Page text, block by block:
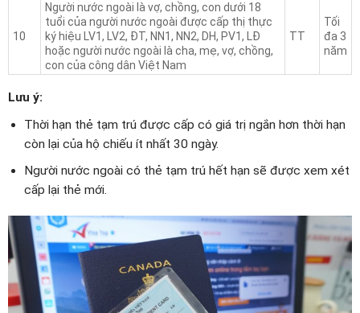
10
Người nước ngoài là vợ, chồng, con dưới 18
tuổi của người nước ngoài được cấp thị thực
ký hiệu LV1, LV2, ĐT, NN1, NN2, DH, PV1, LĐ
hoặc người nước ngoài là cha, mẹ, vợ, chồng,
con của công dân Việt Nam
TT
Tối
đa 3
năm
Lưu ý:
Thời hạn thẻ tạm trú được cấp có giá trị ngắn hơn thời hạn
còn lại của hộ chiếu ít nhất 30 ngày.
Người nước ngoài có thẻ tạm trú hết hạn sẽ được xem xét
cấp lại thẻ mới.